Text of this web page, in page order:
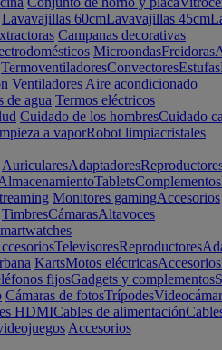
Lavavajillas 60cmLavavajillas 45cm
Campanas decorativas
MicroondasFreidoras
TermoventiladoresConvectoresEstufas
Ventiladores Aire acondicionado
de agua Termos eléctricos
Cuidado de los hombresCuidado
a vaporRobot limpiacristales
AuricularesAdaptadores
TabletsComplementos
Monitores gamingAccesorios
TimbresCámarasAltavoces
TelevisoresReproductores
KartsMotos eléctricasAccesorios
fijosGadgets y complementos
Cámaras de fotosTrípodes
HDMICables de alimentación
Accesorios